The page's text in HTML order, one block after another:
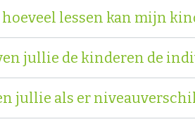
lessen kan mijn
jullie de kinderen de
jullie als er